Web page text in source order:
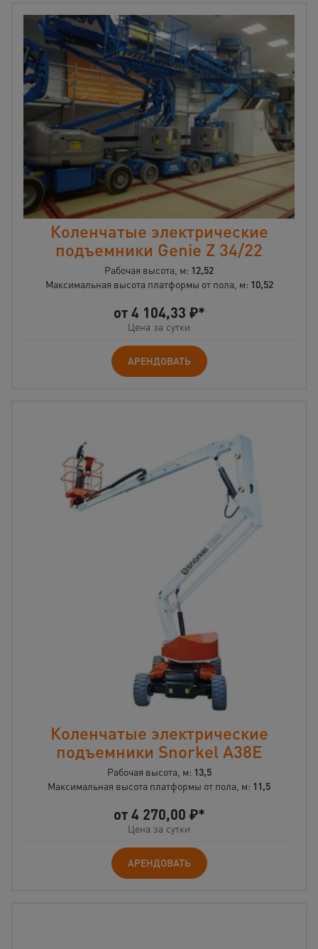
Коленчатые электрические
подъемники Genie Z 34/22
Рабочая высота, м: 12,52
Максимальная высота платформы от пола, м: 10,52
от4 104,33 ₽*
Цена за сутки
АРЕНДОВАТЬ
Коленчатые электрические
подъемники Snorkel A38E
Рабочая высота, м: 13,5
Максимальная высота платформы от пола, м: 11,5
от4 270,00 ₽*
Цена за сутки
АРЕНДОВАТЬ